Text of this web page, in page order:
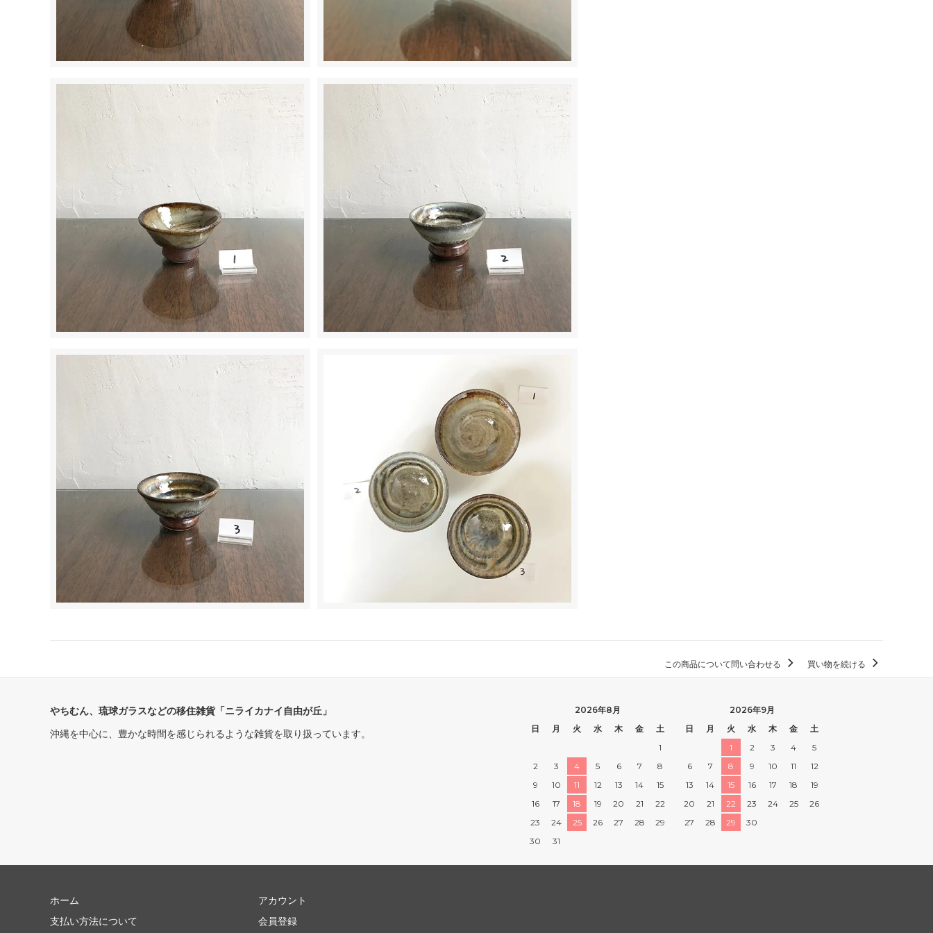
この商品について問い合わせる 買い物を続ける
やちむん、琉球ガラスなどの移住雑貨「ニライカナイ自由が丘」
沖縄を中心に、豊かな時間を感じられるような雑貨を取り扱っています。
2026年8月
日
月 火 水 木 金
土
1
2
3 4 5 6 7
8
9
10 11 12 13 14
15
16
17 18 19 20 21
22
23
24 25 26 27 28
29
30
31
2026年9月
日
月 火 水 木 金
土
1
2 3 4
5
6
7 8 9 10 11
12
13
14 15 16 17 18
19
20
21 22 23 24 25
26
27
28 29 30
ホーム
支払い方法について
アカウント
会員登録